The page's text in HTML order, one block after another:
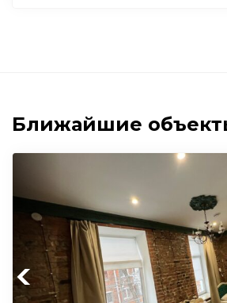
Ближайшие
Previous